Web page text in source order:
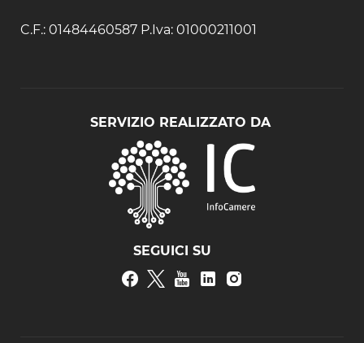
C.F.: 01484460587 P.Iva: 01000211001
SERVIZIO REALIZZATO DA
SEGUICI SU